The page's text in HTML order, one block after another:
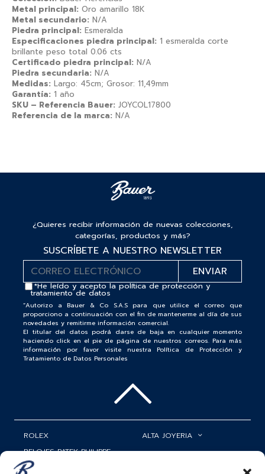
Metal principal: Oro amarillo 18K
Metal secundario: N/A
Piedra principal: Esmeralda
Especificaciones piedra principal: 1 esmeralda corte
brillante peso total 0.06 cts
Certificado piedra principal: N/A
Piedra secundaria: N/A
Medidas: Largo: 45cm; Grosor: 11,49mm
Garantía: 1 año
SKU – Referencia Bauer: JOYCOL17800
Referencia de la marca: N/A
¿Quieres recibir información de nuevas colecciones,
categorías, productos y más?
SUSCRÍBETE A NUESTRO NEWSLETTER
*He leído y acepto lapolítica de protección y
tratamiento de datos
“Autorizo a Bauer & Co S.A.S para que utilice el correo que
proporciono a continuación con el fin de mantenerme al día de sus
novedades y remitirme información comercial.
El titular del datos podrá darse de baja en cualquier momento
haciendo click en el pie de página de nuestros correos. Para más
información por favor visite nuestra Política de Protección y
Tratamiento de Datos Personales
ROLEX
RELOJES PATEK PHILIPPE
RELOJERÍA
ALTA JOYERIA